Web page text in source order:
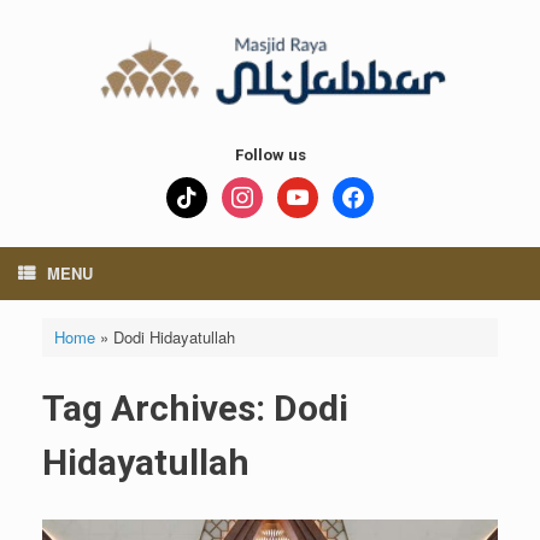
Follow us
tiktok instagramyoutube facebook
MENU
Home» Dodi Hidayatullah
Tag Archives: Dodi
Hidayatullah